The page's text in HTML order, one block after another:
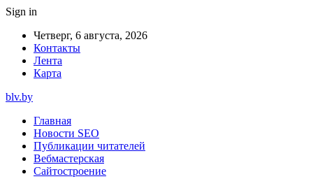
Sign in
Четверг, 6 августа, 2026
Контакты
Лента
Карта
blv.by
Главная
Новости SEO
Публикации читателей
Вебмастерская
Сайтостроение